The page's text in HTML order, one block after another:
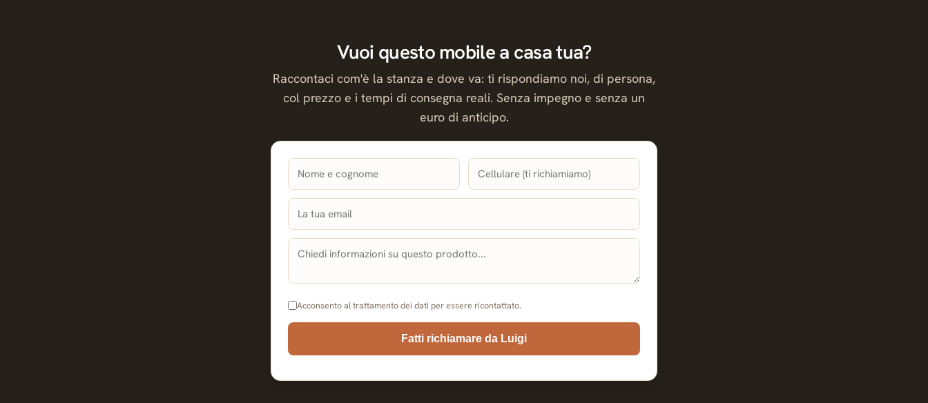
Vuoi questo mobile a casa tua?
Raccontaci com'è la stanza e dove va: ti rispondiamo noi, di persona,
col prezzo e i tempi di consegna reali. Senza impegno e senza un
euro di anticipo.
Acconsento al trattamento dei dati per essere ricontattato.
Fatti richiamare da Luigi